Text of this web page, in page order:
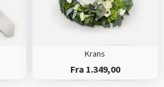
Krans
Fra 1.349,00